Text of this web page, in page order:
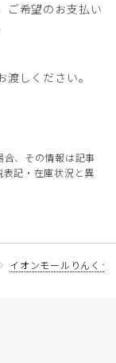
ご希望のお支払い
しください。
、その情報は記事
記・在庫状況と異
イオンモールりんくう